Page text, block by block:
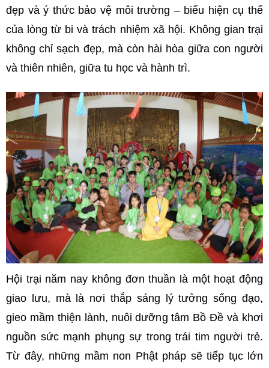
đẹp và ý thức bảo vệ môi trường – biểu hiện cụ thể
của lòng từ bi và trách nhiệm xã hội. Không gian trại
không chỉ sạch đẹp, mà còn hài hòa giữa con người
và thiên nhiên, giữa tu học và hành trì.
Hội trại năm nay không đơn thuần là một hoạt động
giao lưu, mà là nơi thắp sáng lý tưởng sống đạo,
gieo mầm thiện lành, nuôi dưỡng tâm Bồ Đề và khơi
nguồn sức mạnh phụng sự trong trái tim người trẻ.
Từ đây, những mầm non Phật pháp sẽ tiếp tục lớn